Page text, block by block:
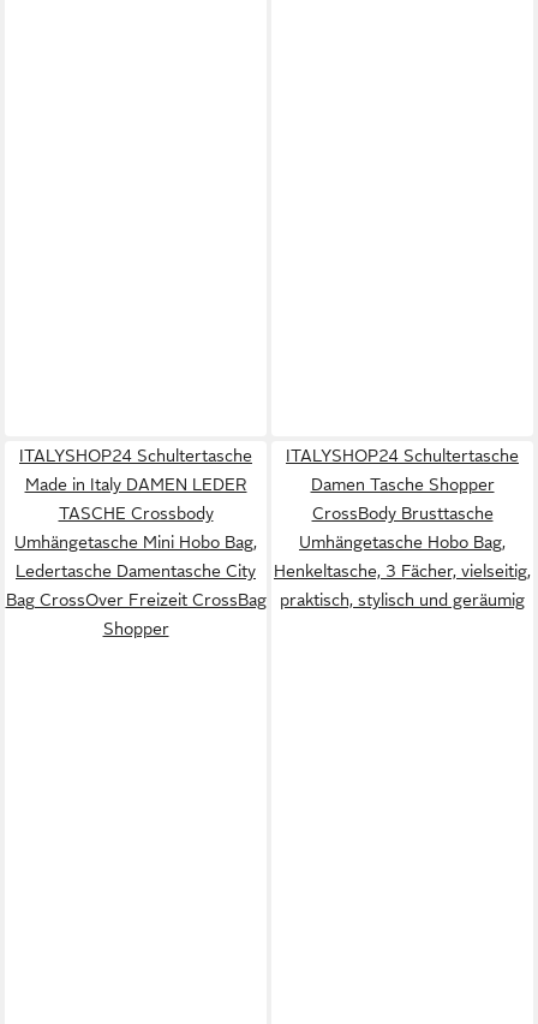
ITALYSHOP24 Schultertasche
Made in Italy DAMEN LEDER
TASCHE Crossbody
Umhängetasche Mini Hobo Bag,
Ledertasche Damentasche City
Bag CrossOver Freizeit CrossBag
Shopper
ITALYSHOP24 Schultertasche
Damen Tasche Shopper
CrossBody Brusttasche
Umhängetasche Hobo Bag,
Henkeltasche, 3 Fächer, vielseitig,
praktisch, stylisch und geräumig